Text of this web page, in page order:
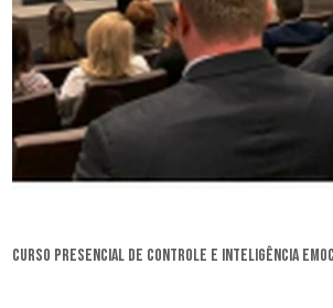
curso presencial de controle e inteligência